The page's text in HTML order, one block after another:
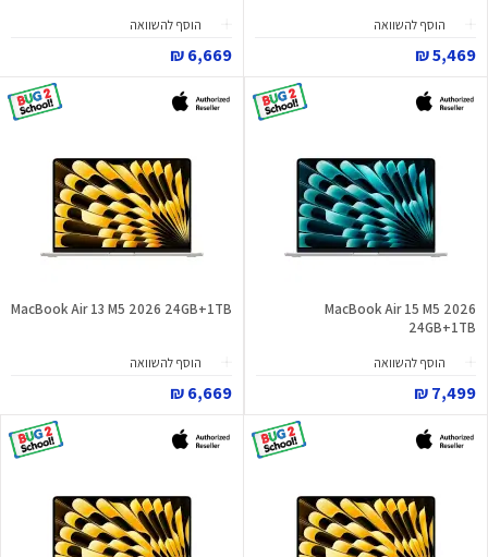
הוסף להשוואה
5,469 ₪
הוסף להשוואה
6,669 ₪
MacBook Air 15 M5 2026
24GB+1TB
הוסף להשוואה
7,499 ₪
MacBook Air 13 M5 2026 24GB+1TB
הוסף להשוואה
6,669 ₪